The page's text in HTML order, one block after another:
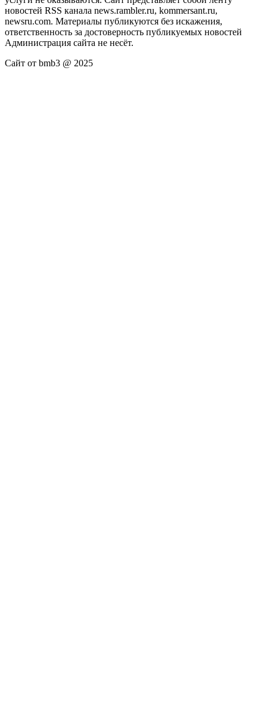
новостей RSS канала news.rambler.ru, kommersant.ru,
newsru.com. Материалы публикуются без искажения,
ответственность за достоверность публикуемых новостей
Администрация сайта не несёт.
Сайт от bmb3 @ 2025